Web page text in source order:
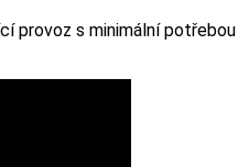
s minimální